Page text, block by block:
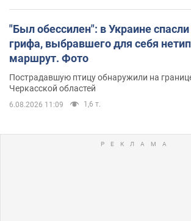
"Был обессилен": в Украине
грифа, выбравшего для себя
маршрут. Фото
Пострадавшую птицу обнаружили на
Черкасской областей
6.08.2026 11:09 1,6 т.